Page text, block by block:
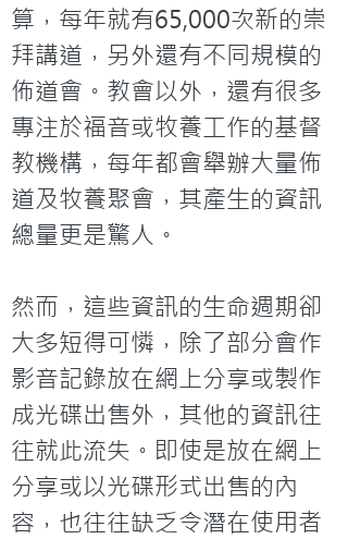
算，每年就有65,000次新的崇
拜講道，另外還有不同規模的
佈道會。教會以外，還有很多
專注於福音或牧養工作的基督
教機構，每年都會舉辦大量佈
道及牧養聚會，其產生的資訊
總量更是驚人。
然而，這些資訊的生命週期卻
大多短得可憐，除了部分會作
影音記錄放在網上分享或製作
成光碟出售外，其他的資訊往
往就此流失。即使是放在網上
分享或以光碟形式出售的內
容，也往往缺乏令潛在使用者